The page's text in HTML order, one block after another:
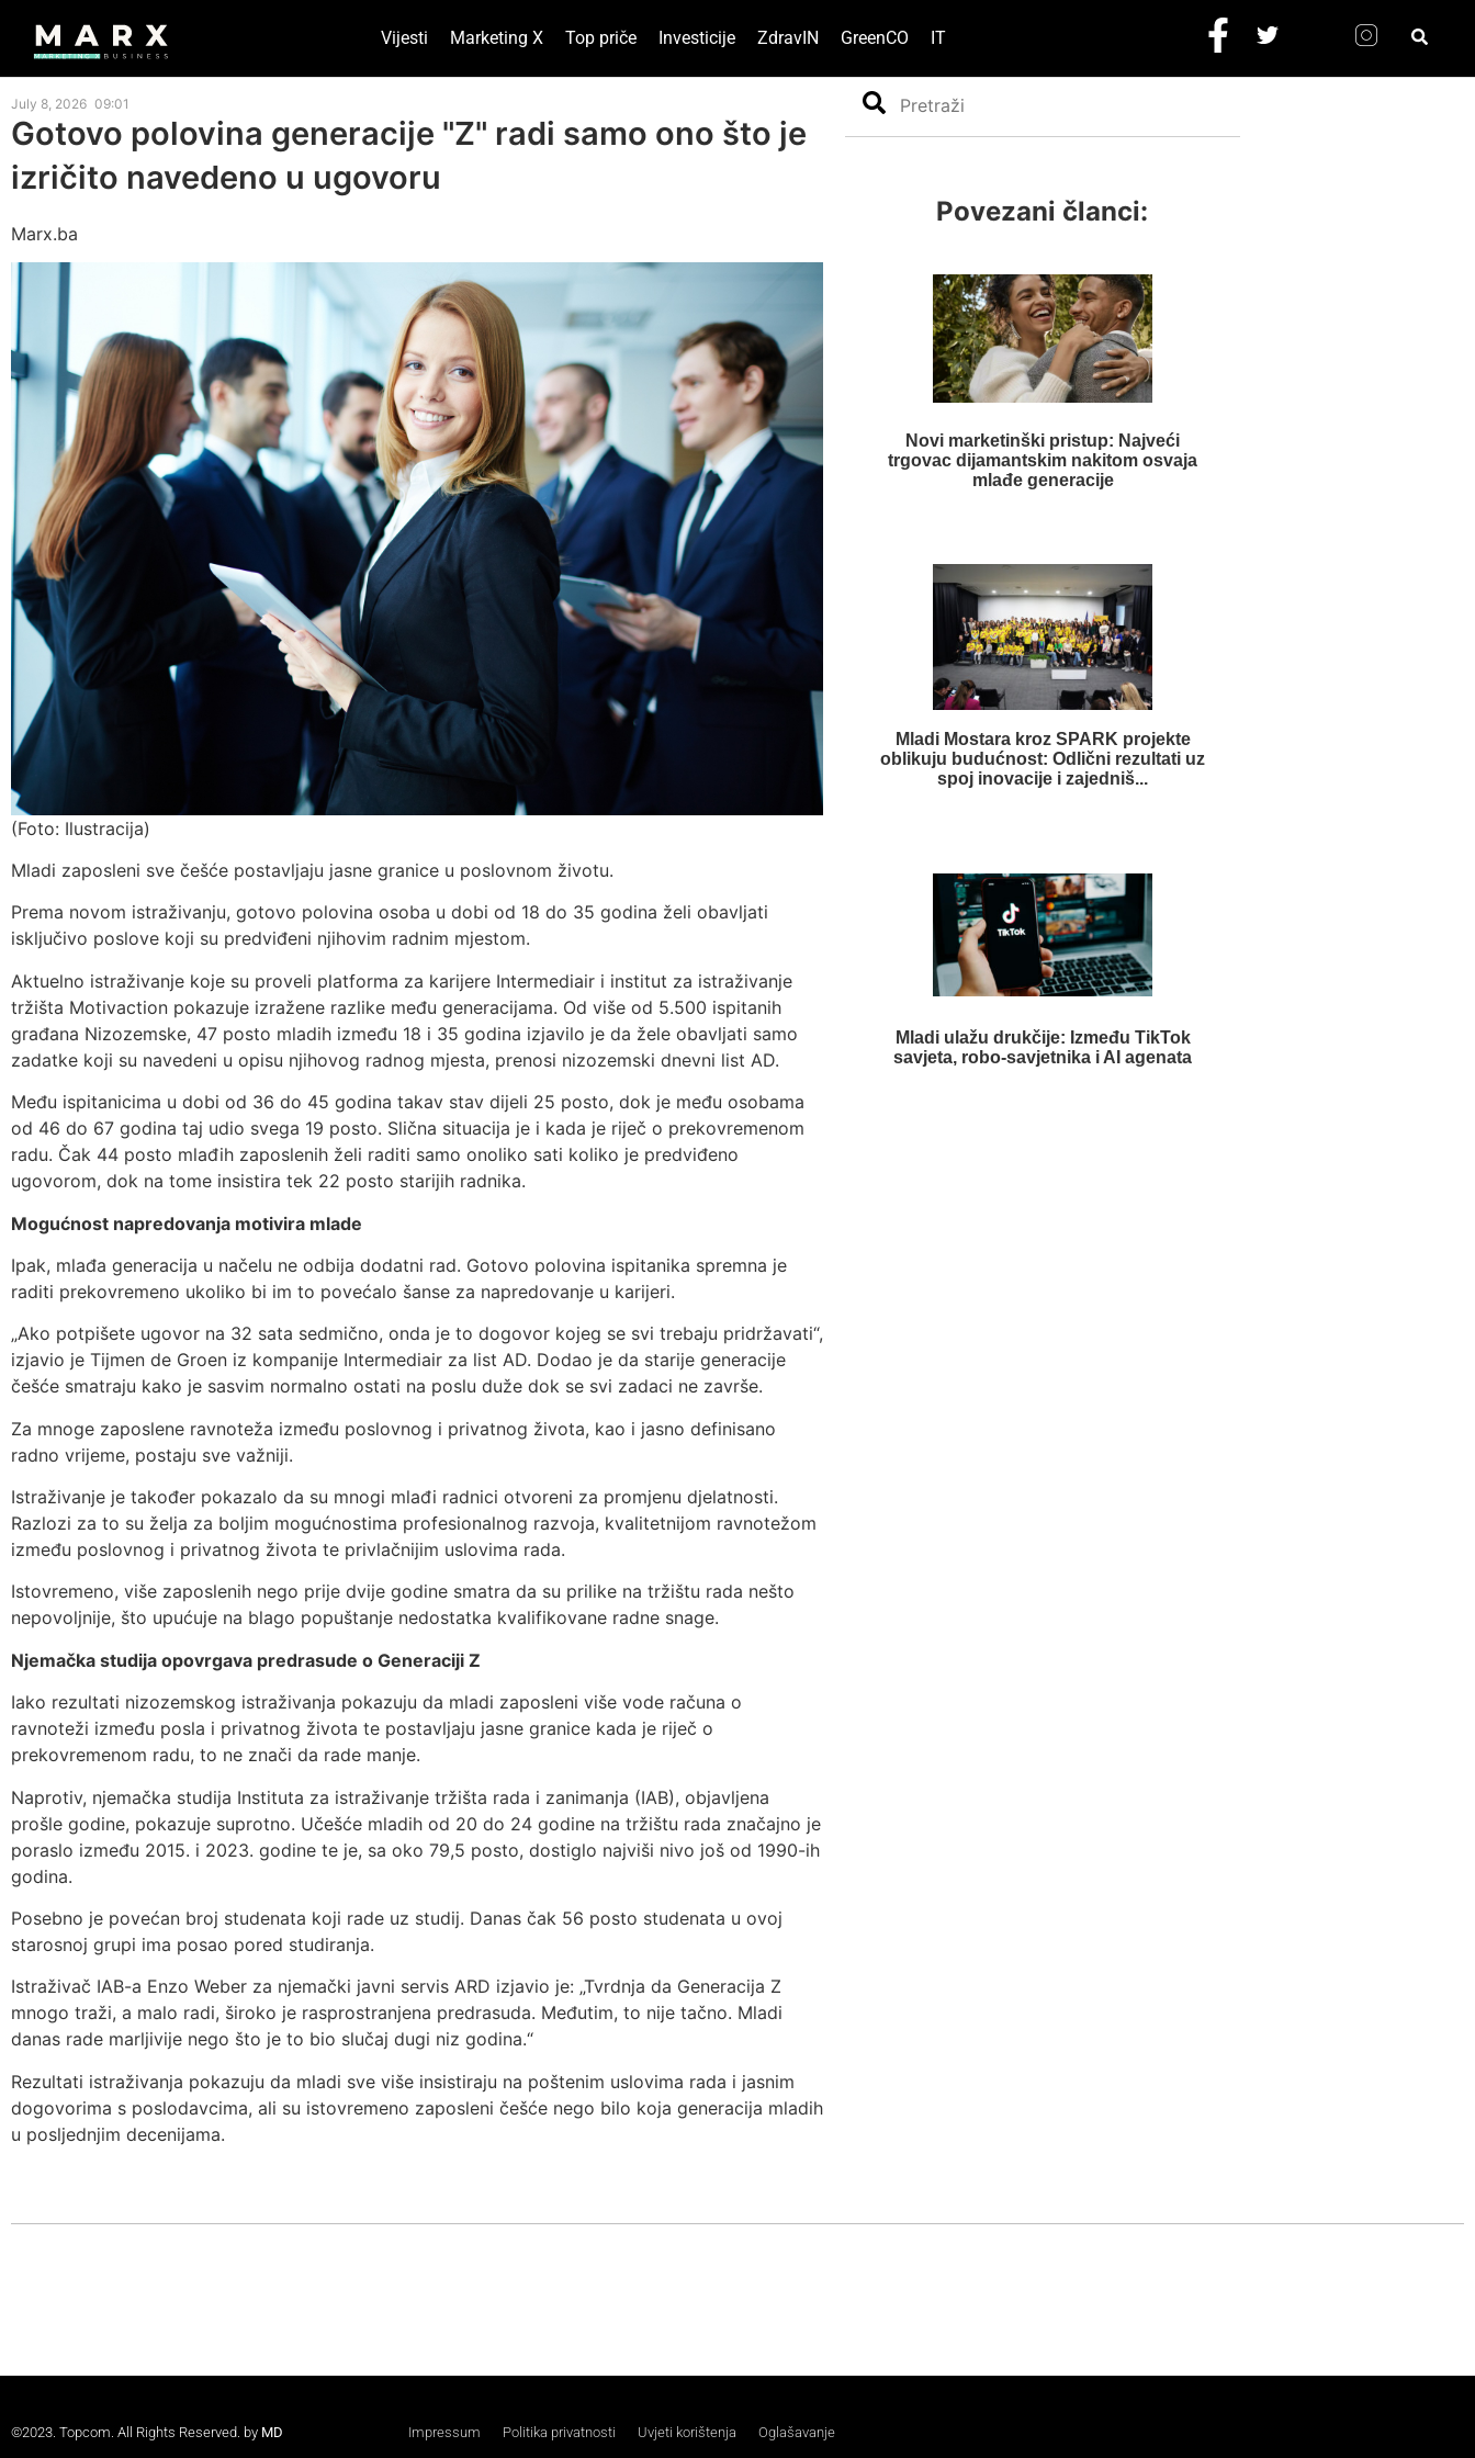
Vijesti Marketing X Top priče Investicije ZdravIN GreenCO IT
July 8, 2026 09:01
Gotovo polovina generacije "Z" radi samo ono što je
izričito navedeno u ugovoru
Marx.ba
(Foto: Ilustracija)
Mladi zaposleni sve češće postavljaju jasne granice u poslovnom životu.
Prema novom istraživanju, gotovo polovina osoba u dobi od 18 do 35 godina želi obavljati
isključivo poslove koji su predviđeni njihovim radnim mjestom.
Aktuelno istraživanje koje su proveli platforma za karijere Intermediair i institut za istraživanje
tržišta Motivaction pokazuje izražene razlike među generacijama. Od više od 5.500 ispitanih
građana Nizozemske, 47 posto mladih između 18 i 35 godina izjavilo je da žele obavljati samo
zadatke koji su navedeni u opisu njihovog radnog mjesta, prenosi nizozemski dnevni list AD.
Među ispitanicima u dobi od 36 do 45 godina takav stav dijeli 25 posto, dok je među osobama
od 46 do 67 godina taj udio svega 19 posto. Slična situacija je i kada je riječ o prekovremenom
radu. Čak 44 posto mlađih zaposlenih želi raditi samo onoliko sati koliko je predviđeno
ugovorom, dok na tome insistira tek 22 posto starijih radnika.
Mogućnost napredovanja motivira mlade
Ipak, mlađa generacija u načelu ne odbija dodatni rad. Gotovo polovina ispitanika spremna je
raditi prekovremeno ukoliko bi im to povećalo šanse za napredovanje u karijeri.
„Ako potpišete ugovor na 32 sata sedmično, onda je to dogovor kojeg se svi trebaju pridržavati“,
izjavio je Tijmen de Groen iz kompanije Intermediair za list AD. Dodao je da starije generacije
češće smatraju kako je sasvim normalno ostati na poslu duže dok se svi zadaci ne završe.
Za mnoge zaposlene ravnoteža između poslovnog i privatnog života, kao i jasno definisano
radno vrijeme, postaju sve važniji.
Istraživanje je također pokazalo da su mnogi mlađi radnici otvoreni za promjenu djelatnosti.
Razlozi za to su želja za boljim mogućnostima profesionalnog razvoja, kvalitetnijom ravnotežom
između poslovnog i privatnog života te privlačnijim uslovima rada.
Istovremeno, više zaposlenih nego prije dvije godine smatra da su prilike na tržištu rada nešto
nepovoljnije, što upućuje na blago popuštanje nedostatka kvalifikovane radne snage.
Njemačka studija opovrgava predrasude o Generaciji Z
Iako rezultati nizozemskog istraživanja pokazuju da mladi zaposleni više vode računa o
ravnoteži između posla i privatnog života te postavljaju jasne granice kada je riječ o
prekovremenom radu, to ne znači da rade manje.
Naprotiv, njemačka studija Instituta za istraživanje tržišta rada i zanimanja (IAB), objavljena
prošle godine, pokazuje suprotno. Učešće mladih od 20 do 24 godine na tržištu rada značajno je
poraslo između 2015. i 2023. godine te je, sa oko 79,5 posto, dostiglo najviši nivo još od 1990-ih
godina.
Posebno je povećan broj studenata koji rade uz studij. Danas čak 56 posto studenata u ovoj
starosnoj grupi ima posao pored studiranja.
Istraživač IAB-a Enzo Weber za njemački javni servis ARD izjavio je: „Tvrdnja da Generacija Z
mnogo traži, a malo radi, široko je rasprostranjena predrasuda. Međutim, to nije tačno. Mladi
danas rade marljivije nego što je to bio slučaj dugi niz godina.“
Rezultati istraživanja pokazuju da mladi sve više insistiraju na poštenim uslovima rada i jasnim
dogovorima s poslodavcima, ali su istovremeno zaposleni češće nego bilo koja generacija mladih
u posljednjim decenijama.
Search
Povezani članci:
Novi marketinški pristup: Najveći
trgovac dijamantskim nakitom osvaja
mlađe generacije
Mladi Mostara kroz SPARK projekte
oblikuju budućnost: Odlični rezultati uz
spoj inovacije i zajedniš...
Mladi ulažu drukčije: Između TikTok
savjeta, robo-savjetnika i AI agenata
©2023. Topcom. All Rights Reserved. by MD Impressum Politika privatnosti Uvjeti korištenja Oglašavanje